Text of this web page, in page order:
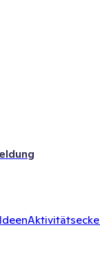
Aktivitätsecke